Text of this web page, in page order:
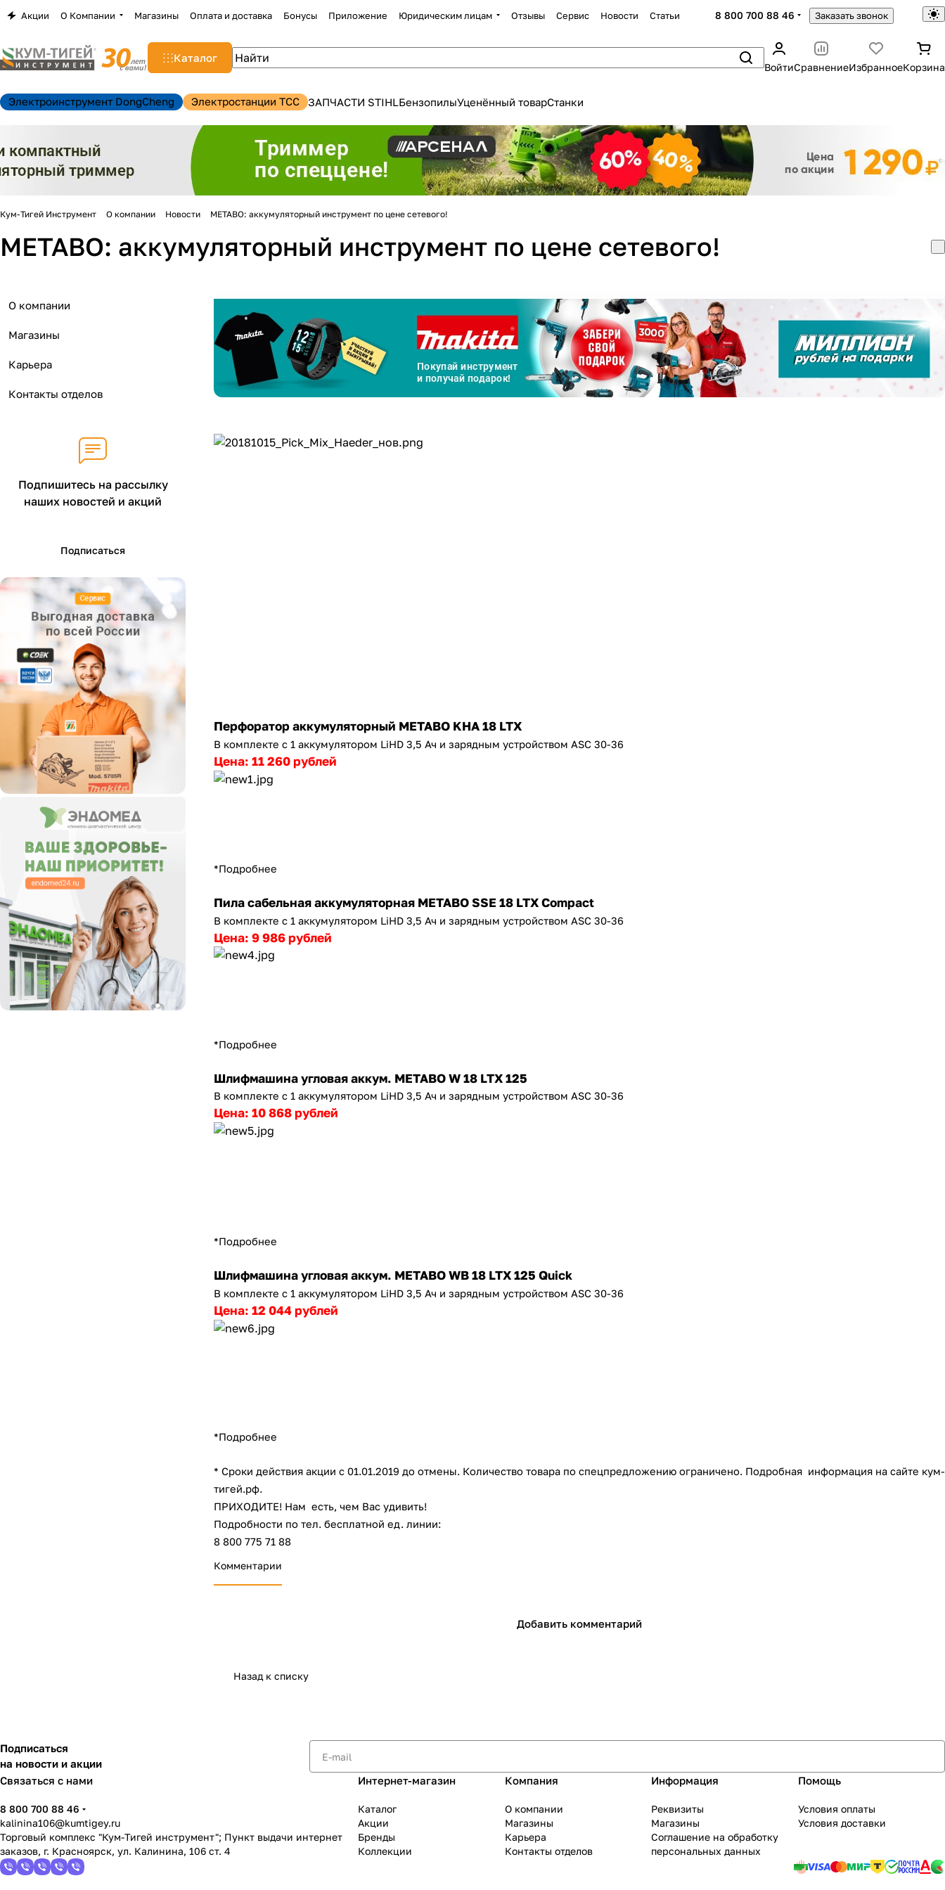
Акции О Компании Магазины Оплата и доставка Бонусы Приложение Юридическим лицам Отзывы Сервис Новости Статьи 8 800 700 88 46 Заказать звонок
Каталог
ВойтиСравнениеИзбранноеКорзина
Электроинструмент DongCheng Электростанции TCC ЗАПЧАСТИ STIHLБензопилыУценённый товарСтанки
Кум-Тигей Инструмент О компании Новости METABO: аккумуляторный инструмент по цене сетевого!
METABO: аккумуляторный инструмент по цене сетевого!
Перфоратор аккумуляторный METABO KHA 18 LTX
В комплекте с 1 аккумулятором LiHD 3,5 Ач и зарядным устройством ASC 30-36
Цена: 11 260 рублей
*Подробнее
Пила сабельная аккумуляторная METABO SSE 18 LTX Compact
В комплекте с 1 аккумулятором LiHD 3,5 Ач и зарядным устройством ASC 30-36
Цена: 9 986 рублей
*Подробнее
Шлифмашина угловая аккум. METABO W 18 LTX 125
В комплекте с 1 аккумулятором LiHD 3,5 Ач и зарядным устройством ASC 30-36
Цена: 10 868 рублей
*Подробнее
Шлифмашина угловая аккум. METABO WB 18 LTX 125 Quick
В комплекте с 1 аккумулятором LiHD 3,5 Ач и зарядным устройством ASC 30-36
Цена: 12 044 рублей
*Подробнее
* Сроки действия акции с 01.01.2019 до отмены. Количество товара по спецпредложению ограничено. Подробная информация на сайте кум-
тигей.рф.
ПРИХОДИТЕ! Нам есть, чем Вас удивить!
Подробности по тел. бесплатной ед. линии:
8 800 775 71 88
Комментарии
Добавить комментарий
Назад к списку
О компании
Магазины
Карьера
Контакты отделов
Подпишитесь на рассылку
наших новостей и акций
Подписаться
Подписаться
на новости и акции
Связаться с нами
8 800 700 88 46
kalinina106@kumtigey.ru
Торговый комплекс "Кум-Тигей инструмент"; Пункт выдачи интернет
заказов, г. Красноярск, ул. Калинина, 106 ст. 4
Интернет-магазин
Каталог
Акции
Бренды
Коллекции
Компания
О компании
Магазины
Карьера
Контакты отделов
Информация
Реквизиты
Магазины
Соглашение на обработку
персональных данных
Помощь
Условия оплаты
Условия доставки
Закрыть
Для клиентов всех банков
Разбейтеоплату
График платежей
Сегодня
25%
Подробнееоб оплате Плайтом
plait.ru